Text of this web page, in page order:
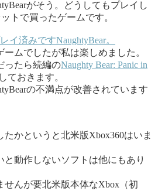
がそう。どうしてもプレイし
トで買ったゲームです。
イ済みですNaughtyBear。
ムでしたが私は楽しめました。
ったら続編のNaughty Bear: Panic in
ておきます。
の不満点が改善されています
たかというと北米版Xbox360はいま
と動作しないソフトは他にもあり
せんが要北米版本体なXbox（初